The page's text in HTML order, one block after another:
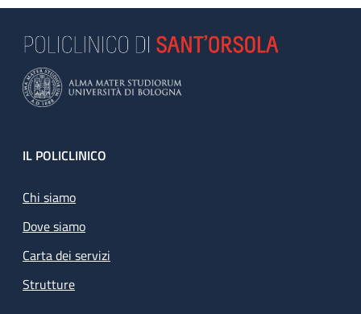
Footer
IL POLICLINICO
Chi siamo
Dove siamo
Carta dei servizi
Strutture